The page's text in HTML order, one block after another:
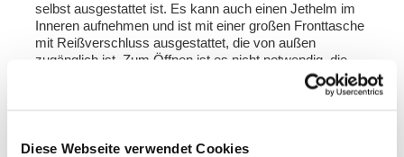
Diese Webseite verwendet Cookies
selbst ausgestattet ist. Es kann auch einen Jethelm im
Inneren aufnehmen und ist mit einer großen Fronttasche
mit Reißverschluss ausgestattet, die von außen
zugänglich ist. Zum Öffnen ist es nicht notwendig, die
vorderen Schnallen zu entfernen, sondern sie auf sehr
schnelle und praktische Weise zur Seite zu schieben.
Mehrzwecktasche Khali light im Inneren.